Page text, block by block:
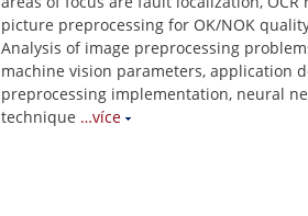
picture preprocessing for OK/NOK
Analysis of image preprocessing
machine vision parameters, application
preprocessing implementation, neural
technique …více